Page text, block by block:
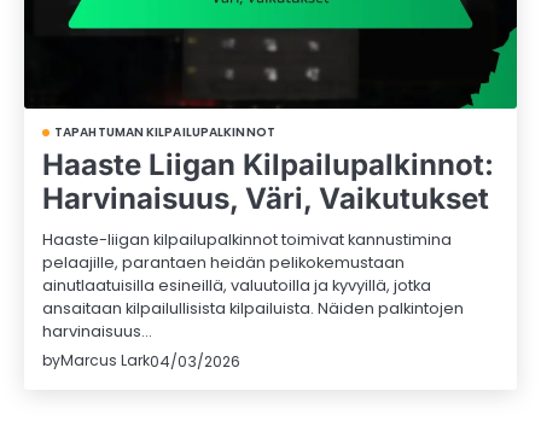
TAPAHTUMAN KILPAILUPALKINNOT
Haaste Liigan Kilpailupalkinnot:
Harvinaisuus, Väri, Vaikutukset
Haaste-liigan kilpailupalkinnot toimivat kannustimina
pelaajille, parantaen heidän pelikokemustaan
ainutlaatuisilla esineillä, valuutoilla ja kyvyillä, jotka
ansaitaan kilpailullisista kilpailuista. Näiden palkintojen
harvinaisuus…
byMarcus Lark04/03/2026